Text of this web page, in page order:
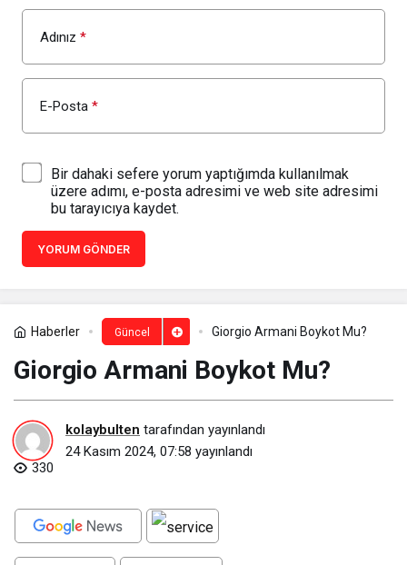
Adınız *
E-Posta *
Bir dahaki sefere yorum yaptığımda kullanılmak
üzere adımı, e-posta adresimi ve web site adresimi
bu tarayıcıya kaydet.
YORUM GÖNDER
Haberler Güncel Giorgio Armani Boykot Mu?
Giorgio Armani Boykot Mu?
kolaybulten tarafından yayınlandı
24 Kasım 2024, 07:58 yayınlandı
330